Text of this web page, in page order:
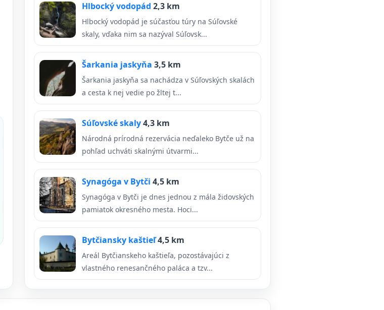
Hlbocký vodopád 2,3 km
Hlbocký vodopád je súčasťou túry na Súľovské
skaly, vďaka nim sa nazýval Súľovsk...
Šarkania jaskyňa 3,5 km
Šarkania jaskyňa sa nachádza v Súľovských skalách
a cesta k nej vedie po žltej t...
Súľovské skaly4,3 km
Národná prírodná rezervácia neďaleko Bytče už na
pohľad uchváti skalnými útvarmi...
Synagóga v Bytči 4,5 km
Synagóga v Bytči je dnes jednou z mála židovských
pamiatok okresného mesta. Hoci...
Bytčiansky kaštieľ4,5 km
Areál Bytčianskeho kaštieľa, pozostávajúci z
vlastného renesančného paláca a tzv...